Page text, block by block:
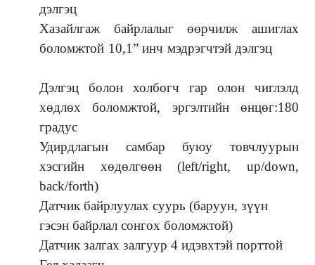
дэлгэц
Хазайлгаж байрлалыг өөрчилж ашиглах
боломжтой 10,1” инч мэдрэгчтэй дэлгэц
Дэлгэц болон холбогч гар олон чиглэлд
хөдлөх боломжтой, эргэлтийн өнцөг:180
градус
Удирдлагын самбар буюу товчлуурын
хэсгийн хөдөлгөөн (left/right, up/down,
back/forth)
Датчик байрлуулах суурь (баруун, зүүн
гэсэн байрлал сонгох боломжтой)
Датчик залгах залгуур 4 идэвхтэй порттой